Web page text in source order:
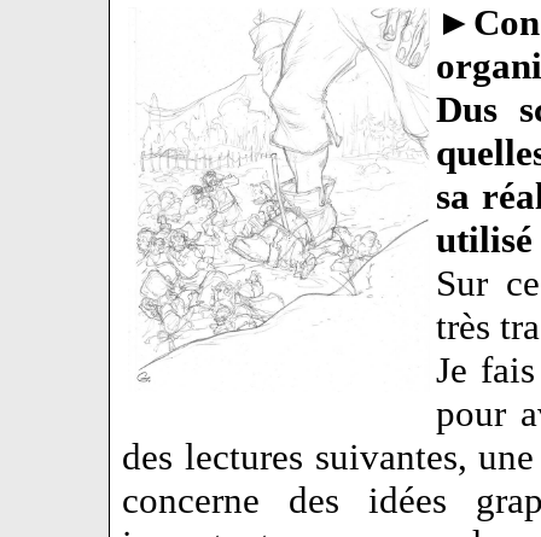
►
Dus
sa
utilisé
Sur
très
Je
pour
des lectures suivantes,
concerne des idées